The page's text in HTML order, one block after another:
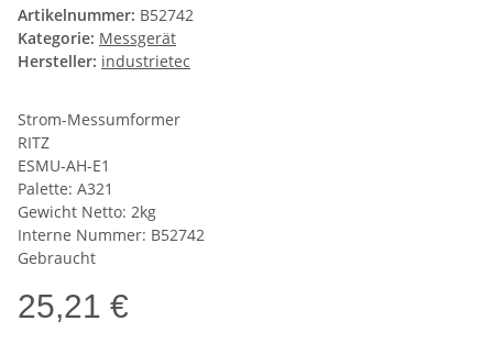
Artikelnummer: B52742
Kategorie: Messgerät
Hersteller: industrietec
Strom-Messumformer
RITZ
ESMU-AH-E1
Palette: A321
Gewicht Netto: 2kg
Interne Nummer: B52742
Gebraucht
25,21 €